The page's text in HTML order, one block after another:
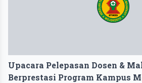
Upacara Pelepasan Dosen &
Berprestasi Program Kampus